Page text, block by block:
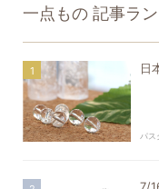
一点もの 記事ラ
日
パス